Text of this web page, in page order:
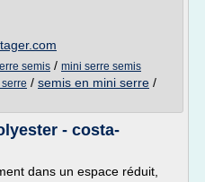
semis / mini serre semis
/ semis en mini serre /
- costa-
dans un espace réduit,